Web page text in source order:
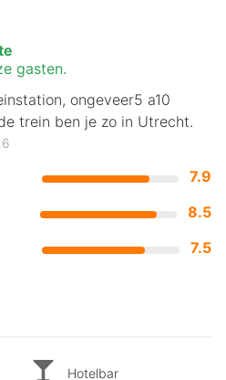
7.9
8.5
7.5
gasten.
ongeveer5 a10
trein ben je zo in Utrecht.
Hotelbar